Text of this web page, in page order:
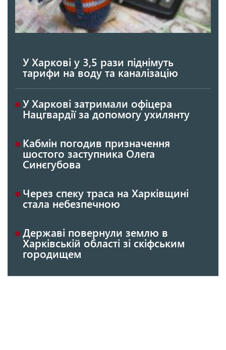
У Харкові у 3,5 рази піднімуть
тарифи на воду та каналізацію
У Харкові затримали офіцера
Нацгвардії за допомогу ухилянту
Кабмін погодив призначення
шостого заступника Олега
Синєгубова
Через спеку траса на Харківщині
стала небезпечною
Державі повернули землю в
Харківській області зі скіфським
городищем